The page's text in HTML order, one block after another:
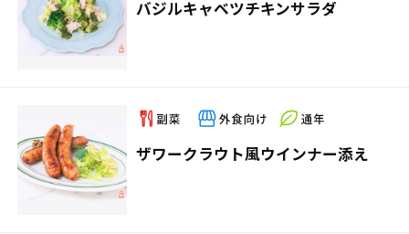
バジルキャベツチキンサラダ
ザワークラウト風ウインナー添え